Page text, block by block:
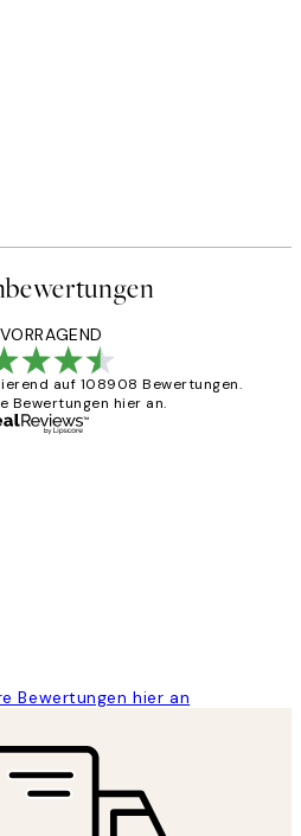
auf 108908 Bewertungen.
Bewertungen hier an.
Bewertungen hier an